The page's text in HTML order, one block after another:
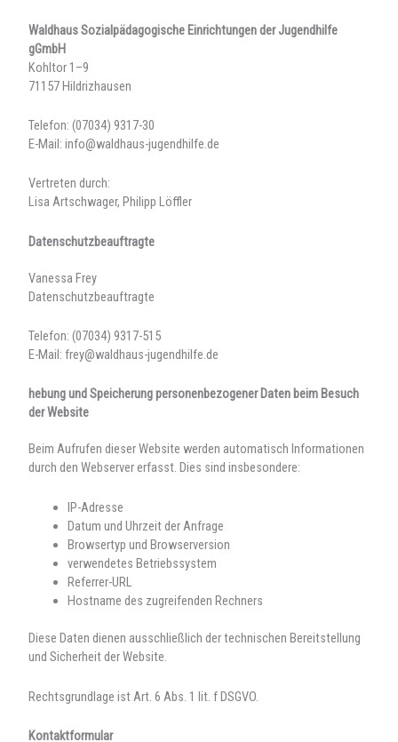
Waldhaus Sozialpädagogische Einrichtungen der Jugendhilfe
gGmbH
Kohltor 1–9
71157 Hildrizhausen
Telefon: (07034) 9317-30
E-Mail: info@waldhaus-jugendhilfe.de
Vertreten durch:
Lisa Artschwager, Philipp Löffler
Datenschutzbeauftragte
Vanessa Frey
Datenschutzbeauftragte
Telefon: (07034) 9317-515
E-Mail: frey@waldhaus-jugendhilfe.de
hebung und Speicherung personenbezogener Daten beim Besuch
der Website
Beim Aufrufen dieser Website werden automatisch Informationen
durch den Webserver erfasst. Dies sind insbesondere:
IP-Adresse
Datum und Uhrzeit der Anfrage
Browsertyp und Browserversion
verwendetes Betriebssystem
Referrer-URL
Hostname des zugreifenden Rechners
Diese Daten dienen ausschließlich der technischen Bereitstellung
und Sicherheit der Website.
Rechtsgrundlage ist Art. 6 Abs. 1 lit. f DSGVO.
Kontaktformular